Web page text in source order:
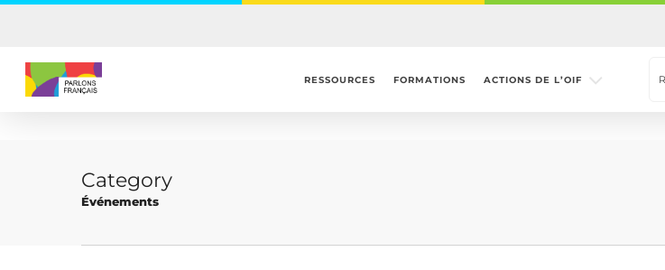
Skip
content
RESSOURCES FORMATIONS ACTIONS DE L’OIF
Category
Événements